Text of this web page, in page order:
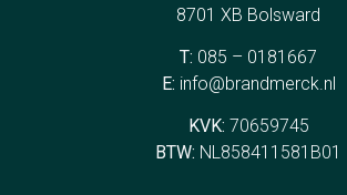
8701 XB Bolsward
T: 085 – 0181667
E: info@brandmerck.nl
KVK: 70659745
BTW: NL858411581B01